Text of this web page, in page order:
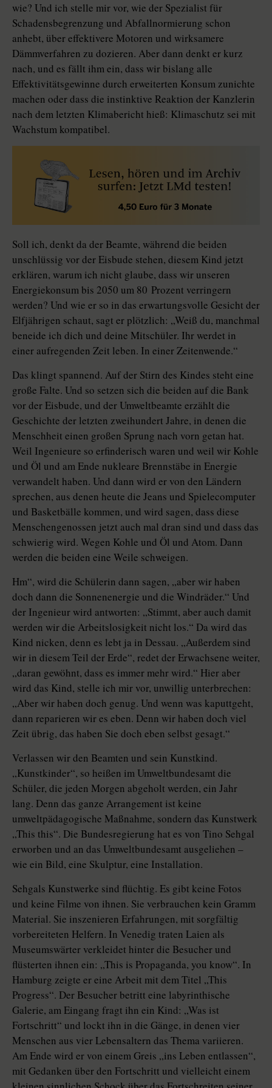
wie? Und ich stelle mir vor, wie der Spezialist für
Schadensbegrenzung und Abfallnormierung schon
anhebt, über effektivere Motoren und wirksamere
Dämmverfahren zu dozieren. Aber dann denkt er kurz
nach, und es fällt ihm ein, dass wir bislang alle
Effektivitätsgewinne durch erweiterten Konsum zunichte
machen oder dass die instinktive Reaktion der Kanzlerin
nach dem letzten Klimabericht hieß: Klimaschutz sei mit
Wachstum kompatibel.
Soll ich, denkt da der Beamte, während die beiden
unschlüssig vor der Eisbude stehen, diesem Kind jetzt
erklären, warum ich nicht glaube, dass wir unseren
Energiekonsum bis 2050 um 80 Prozent verringern
werden? Und wie er so in das erwartungsvolle Gesicht der
Elfjährigen schaut, sagt er plötzlich: „Weiß du, manchmal
beneide ich dich und deine Mitschüler. Ihr werdet in
einer aufregenden Zeit leben. In einer Zeitenwende.“
Das klingt spannend. Auf der Stirn des Kindes steht eine
große Falte. Und so setzen sich die beiden auf die Bank
vor der Eisbude, und der Umweltbeamte erzählt die
Geschichte der letzten zweihundert Jahre, in denen die
Menschheit einen großen Sprung nach vorn getan hat.
Weil Ingenieure so erfinderisch waren und weil wir Kohle
und Öl und am Ende nukleare Brennstäbe in Energie
verwandelt haben. Und dann wird er von den Ländern
sprechen, aus denen heute die Jeans und Spielecomputer
und Basketbälle kommen, und wird sagen, dass diese
Menschengenossen jetzt auch mal dran sind und dass das
schwierig wird. Wegen Kohle und Öl und Atom. Dann
werden die beiden eine Weile schweigen.
Hm“, wird die Schülerin dann sagen, „aber wir haben
doch dann die Sonnenenergie und die Windräder.“ Und
der Ingenieur wird antworten: „Stimmt, aber auch damit
werden wir die Arbeitslosigkeit nicht los.“ Da wird das
Kind nicken, denn es lebt ja in Dessau. „Außerdem sind
wir in diesem Teil der Erde“, redet der Erwachsene weiter,
„daran gewöhnt, dass es immer mehr wird.“ Hier aber
wird das Kind, stelle ich mir vor, unwillig unterbrechen:
„Aber wir haben doch genug. Und wenn was kaputtgeht,
dann reparieren wir es eben. Denn wir haben doch viel
Zeit übrig, das haben Sie doch eben selbst gesagt.“
Verlassen wir den Beamten und sein Kunstkind.
„Kunstkinder“, so heißen im Umweltbundesamt die
Schüler, die jeden Morgen abgeholt werden, ein Jahr
lang. Denn das ganze Arrangement ist keine
umweltpädagogische Maßnahme, sondern das Kunstwerk
„This this“. Die Bundesregierung hat es von Tino Sehgal
erworben und an das Umweltbundesamt ausgeliehen –
wie ein Bild, eine Skulptur, eine Installation.
Sehgals Kunstwerke sind flüchtig. Es gibt keine Fotos
und keine Filme von ihnen. Sie verbrauchen kein Gramm
Material. Sie inszenieren Erfahrungen, mit sorgfältig
vorbereiteten Helfern. In Venedig traten Laien als
Museumswärter verkleidet hinter die Besucher und
flüsterten ihnen ein: „This is Propaganda, you know“. In
Hamburg zeigte er eine Arbeit mit dem Titel „This
Progress“. Der Besucher betritt eine labyrinthische
Galerie, am Eingang fragt ihn ein Kind: „Was ist
Fortschritt“ und lockt ihn in die Gänge, in denen vier
Menschen aus vier Lebensaltern das Thema variieren.
Am Ende wird er von einem Greis „ins Leben entlassen“,
mit Gedanken über den Fortschritt und vielleicht einem